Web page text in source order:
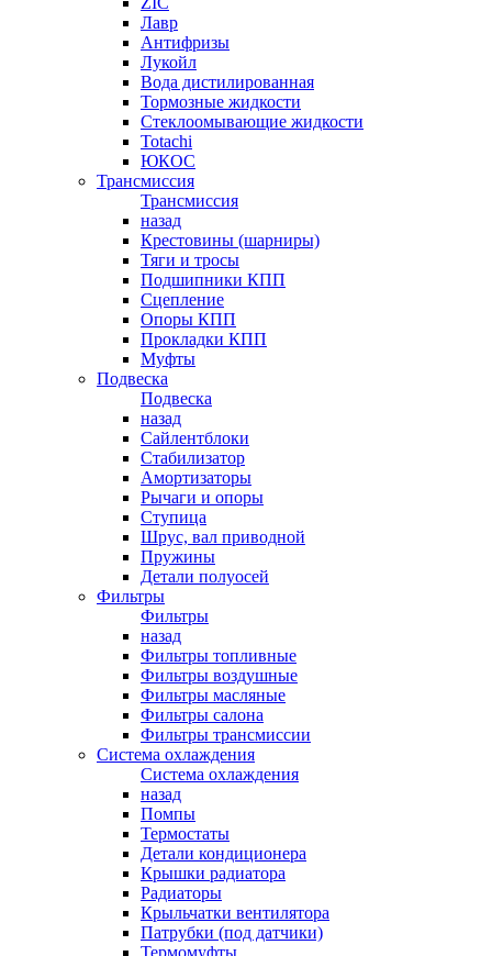
Лавр
Антифризы
Лукойл
Вода дистилированная
Тормозные жидкости
Стеклоомывающие жидкости
Totachi
ЮКОС
Трансмиссия
Трансмиссия
назад
Крестовины (шарниры)
Тяги и тросы
Подшипники КПП
Сцепление
Опоры КПП
Прокладки КПП
Муфты
Подвеска
Подвеска
назад
Сайлентблоки
Стабилизатор
Амортизаторы
Рычаги и опоры
Ступица
Шрус, вал приводной
Пружины
Детали полуосей
Фильтры
Фильтры
назад
Фильтры топливные
Фильтры воздушные
Фильтры масляные
Фильтры салона
Фильтры трансмиссии
Система охлаждения
Система охлаждения
назад
Помпы
Термостаты
Детали кондиционера
Крышки радиатора
Радиаторы
Крыльчатки вентилятора
Патрубки (под датчики)
Термомуфты